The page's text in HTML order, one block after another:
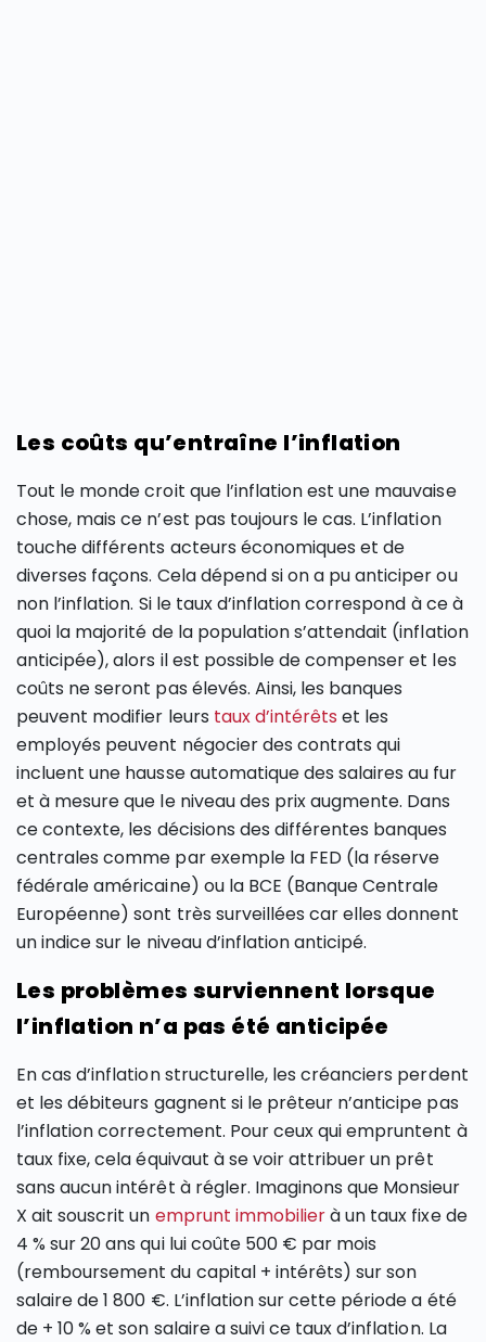
Les coûts qu’entraîne l’inflation
Tout le monde croit que l’inflation est une mauvaise
chose, mais ce n’est pas toujours le cas. L’inflation
touche différents acteurs économiques et de
diverses façons. Cela dépend si on a pu anticiper ou
non l’inflation. Si le taux d’inflation correspond à ce à
quoi la majorité de la population s’attendait (inflation
anticipée), alors il est possible de compenser et les
coûts ne seront pas élevés. Ainsi, les banques
peuvent modifier leurs taux d’intérêts et les
employés peuvent négocier des contrats qui
incluent une hausse automatique des salaires au fur
et à mesure que le niveau des prix augmente. Dans
ce contexte, les décisions des différentes banques
centrales comme par exemple la FED (la réserve
fédérale américaine) ou la BCE (Banque Centrale
Européenne) sont très surveillées car elles donnent
un indice sur le niveau d’inflation anticipé.
Les problèmes surviennent lorsque
l’inflation n’a pas été anticipée
En cas d’inflation structurelle, les créanciers perdent
et les débiteurs gagnent si le prêteur n’anticipe pas
l’inflation correctement. Pour ceux qui empruntent à
taux fixe, cela équivaut à se voir attribuer un prêt
sans aucun intérêt à régler. Imaginons que Monsieur
X ait souscrit un emprunt immobilierà un taux fixe de
4 % sur 20 ans qui lui coûte 500 € par mois
(remboursement du capital + intérêts) sur son
salaire de 1 800 €. L’inflation sur cette période a été
de + 10 % et son salaire a suivi ce taux d’inflation. La